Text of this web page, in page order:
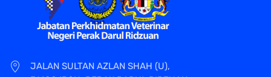
JALAN SULTAN AZLAN SHAH (U),